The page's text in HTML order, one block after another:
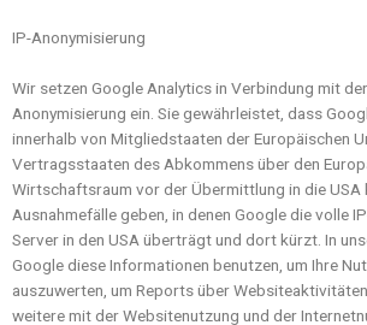
IP-Anonymisierung
Wir setzen Google Analytics in Verbindung mit
Anonymisierung ein. Sie gewährleistet, dass
innerhalb von Mitgliedstaaten der Europäischen
Vertragsstaaten des Abkommens über den
Wirtschaftsraum vor der Übermittlung in die USA
Ausnahmefälle geben, in denen Google die volle
Server in den USA überträgt und dort kürzt. In
Google diese Informationen benutzen, um Ihre
auszuwerten, um Reports über
weitere mit der Websitenutzung und der